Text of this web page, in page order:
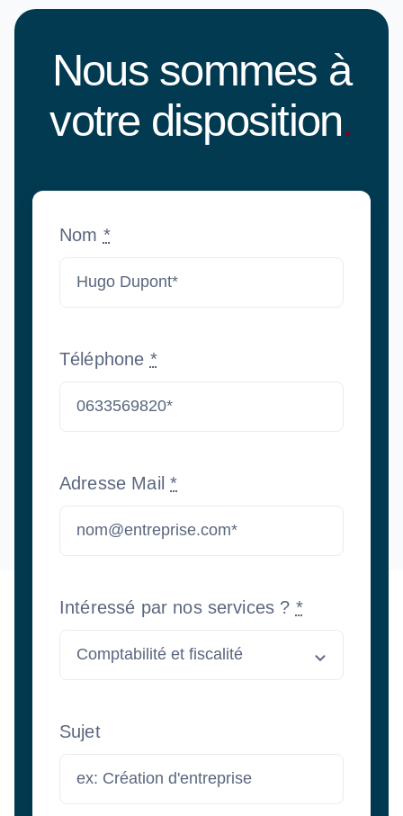
Nous sommes à
votre disposition.
Nom *
Téléphone *
Adresse Mail*
Intéressé par nos services ? *
Sujet